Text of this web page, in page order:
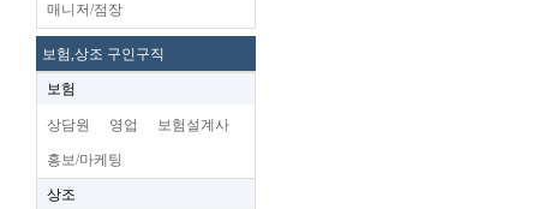
매니저/점장
보험,상조 구인구직
보험
상담원 영업 보험설계사
홍보/마케팅
상조